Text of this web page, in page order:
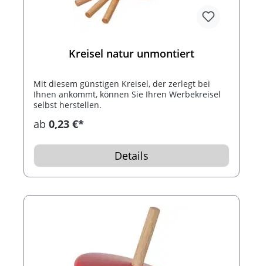
Kreisel natur unmontiert
Mit diesem günstigen Kreisel, der zerlegt bei
Ihnen ankommt, können Sie Ihren Werbekreisel
selbst herstellen.
ab 0,23 €*
Details